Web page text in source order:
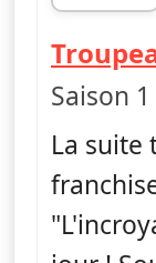
fin
Saison
La suite